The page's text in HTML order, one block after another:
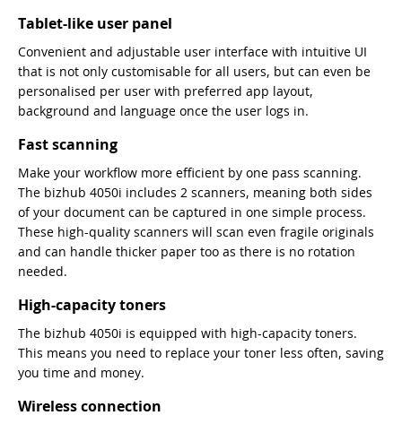
Tablet-like user panel
Convenient and adjustable user interface with intuitive UI
that is not only customisable for all users, but can even be
personalised per user with preferred app layout,
background and language once the user logs in.
Fast scanning
Make your workflow more efficient by one pass scanning.
The bizhub 4050i includes 2 scanners, meaning both sides
of your document can be captured in one simple process.
These high-quality scanners will scan even fragile originals
and can handle thicker paper too as there is no rotation
needed.
High-capacity toners
The bizhub 4050i is equipped with high-capacity toners.
This means you need to replace your toner less often, saving
you time and money.
Wireless connection